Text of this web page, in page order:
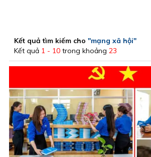
Kết quả tìm kiếm cho "mạng xã hội"
Kết quả 1 - 10 trong khoảng 23